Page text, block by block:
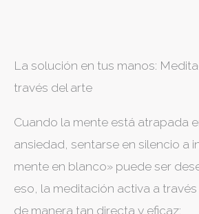
La solución en tus manos:
través del arte
Cuando la mente está atrapada
ansiedad, sentarse en silencio a
mente en blanco» puede ser
eso, la meditación activa a
de manera tan directa y eficaz: